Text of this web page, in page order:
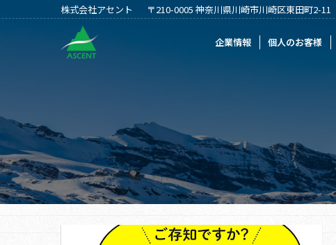
株式会社アセント 〒210-0005 神奈川県川崎市川崎区東田町2-11
企業情報 個人のお客様
企業情報 個人のお客様 法人のお客様